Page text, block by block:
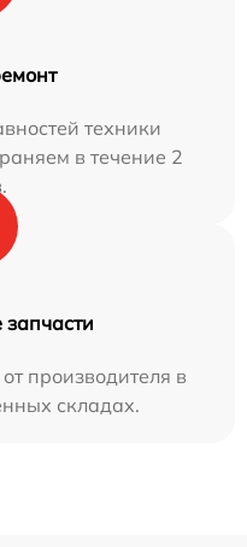
техники
в течение 2
производителя в
складах.